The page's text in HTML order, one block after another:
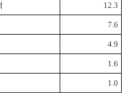
12.3
7.6
4.9
1.6
1.0